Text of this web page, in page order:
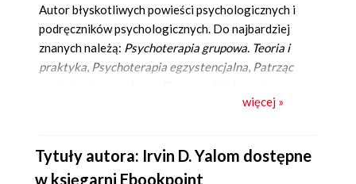
Autor błyskotliwych powieści psychologicznych i
podręczników psychologicznych. Do najbardziej
znanych należą: Psychoterapia grupowa. Teoria i
praktyka, Psychoterapia egzystencjalna, Patrząc
Kiedy Nietzsche szlochał
więcej »
Tytuły autora: Irvin D. Yalom dostępne
w księgarni Ebookpoint